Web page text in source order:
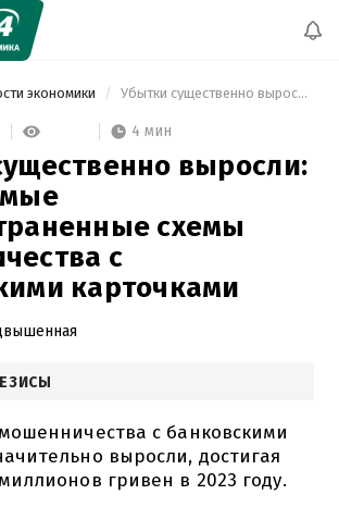
экономики Убытки существенно выросли: какие самые распространенные схемы мошенничества с банковскими карточками
4 мин
выросли:
схемы
с
карточками
с банковскими
выросли, достигая
гривен в 2023 году.